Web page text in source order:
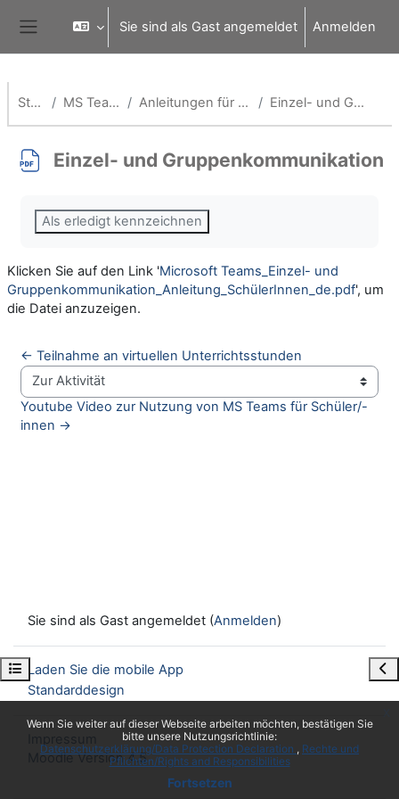
Wenn Sie weiter auf dieser Webseite arbeiten möchten, bestätigen Sie
bitte unsere Nutzungsrichtlinie:
Datenschutzerklärung/Data Protection Declaration
Rechte und
Pflichten/Rights and Responsibilities
Fortsetzen
Website-Übersicht
Sie sind als Gast angemeldet Anmelden
Kursindex öffnen
Startseite MS Teams für Schulen Anleitungen für Schülerinnen und Schüler Einzel- und Gruppenkommunikation
Einzel- und Gruppenkommunikation
Als erledigt kennzeichnen
Klicken Sie auf den Link 'Microsoft Teams_Einzel- und
Gruppenkommunikation_Anleitung_SchülerInnen_de.pdf', um
die Datei anzuzeigen.
← Teilnahme an virtuellen Unterrichtsstunden
Zur Aktivität
Youtube Video zur Nutzung von MS Teams für Schüler/-
innen →
Sie sind als Gast angemeldet (Anmelden)
Laden Sie die mobile App
Standarddesign
Moodle Version 4.5